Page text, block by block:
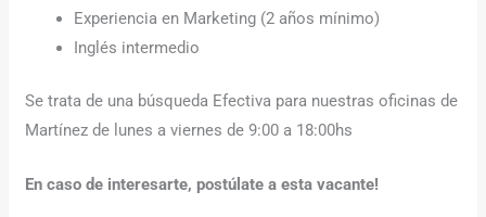
Experiencia en Marketing (2 años mínimo)
Inglés intermedio
Se trata de una búsqueda Efectiva para nuestras oficinas de
Martínez de lunes a viernes de 9:00 a 18:00hs
En caso de interesarte, postúlate a esta vacante!